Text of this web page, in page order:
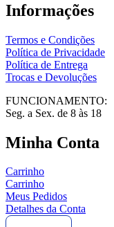
Informações
Termos e Condições
Política de Privacidade
Política de Entrega
Trocas e Devoluções
FUNCIONAMENTO:
Seg. a Sex. de 8 às 18
Minha Conta
Carrinho
Carrinho
Meus Pedidos
Detalhes da Conta